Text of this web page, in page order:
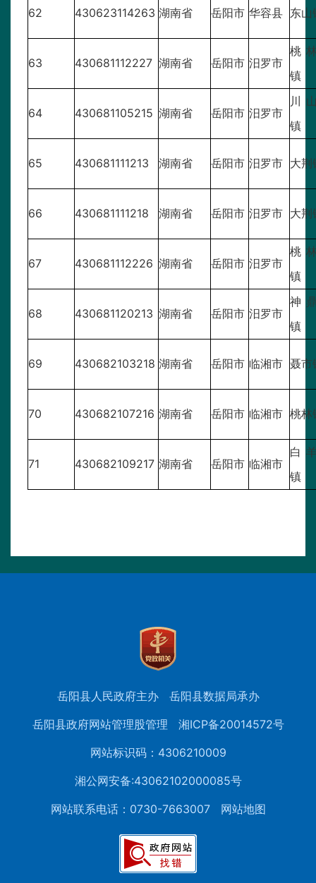
62 430623114263 湖南省 岳阳市 华容县 东山
63 430681112227 湖南省 岳阳市 汨罗市
桃
镇
64 430681105215 湖南省 岳阳市 汨罗市
川
镇
65 430681111213 湖南省 岳阳市 汨罗市 大荆
66 430681111218 湖南省 岳阳市 汨罗市 大荆
67 430681112226 湖南省 岳阳市 汨罗市
桃
镇
68 430681120213 湖南省 岳阳市 汨罗市
神
镇
69 430682103218 湖南省 岳阳市 临湘市 聂市
70 430682107216 湖南省 岳阳市 临湘市 桃林
71 430682109217 湖南省 岳阳市 临湘市
白
镇
岳阳县人民政府主办
岳阳县数据局承办
岳阳县政府网站管理股管理
湘ICP备20014572号
网站标识码：4306210009
湘公网安备:43062102000085号
网站联系电话：0730-7663007
网站地图